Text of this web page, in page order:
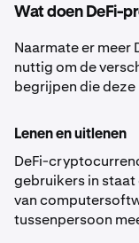
Wat doen DeFi-
Naarmate er
nuttig om de
begrijpen die
Lenen en uitlenen
DeFi-
gebruikers in staat
van
tussenpersoon